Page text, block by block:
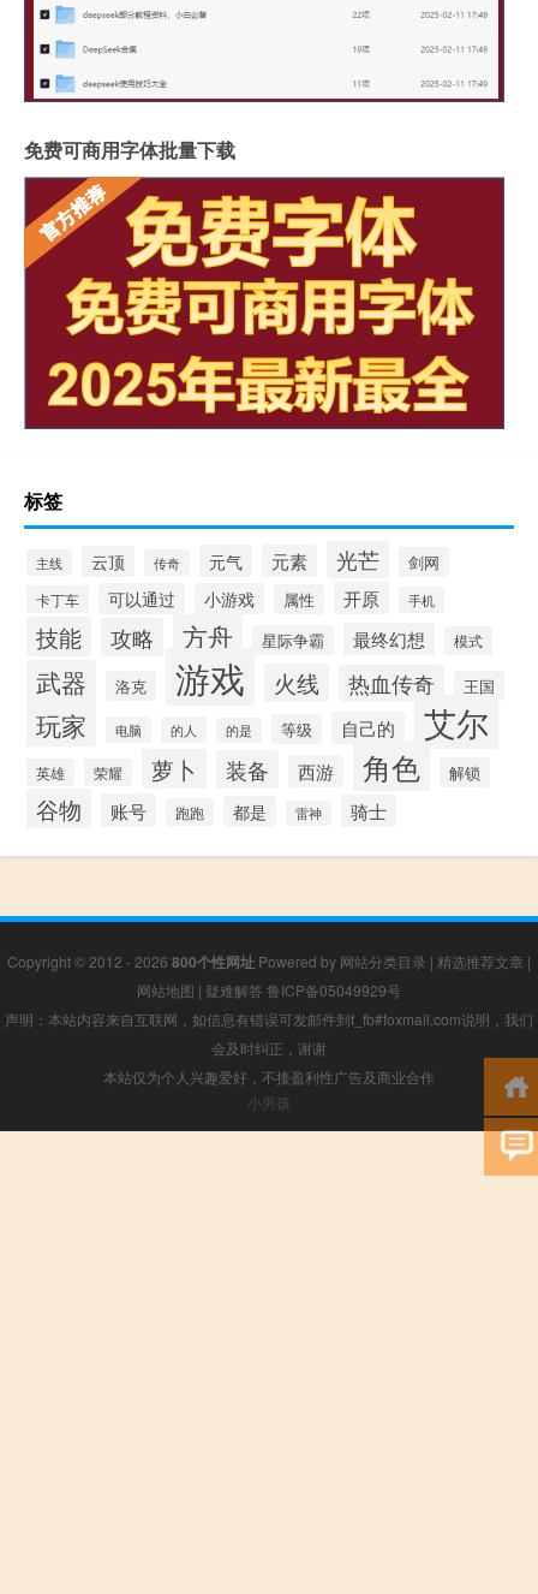
免费可商用字体批量下载
标签
主线 云顶 传奇 元气 元素 光芒 剑网
卡丁车 可以通过 小游戏 属性 开原 手机
技能 攻略 方舟 星际争霸 最终幻想 模式
武器 洛克 游戏 火线 热血传奇 王国
玩家 电脑 的人 的是 等级 自己的 艾尔
英雄 荣耀 萝卜 装备 西游 角色 解锁
谷物 账号 跑跑 都是 雷神 骑士
Copyright © 2012 - 2026 800个性网址 Powered by 网站分类目录 | 精选推荐文章 |
网站地图 | 疑难解答 鲁ICP备05049929号
声明：本站内容来自互联网，如信息有错误可发邮件到f_fb#foxmail.com说明，我们
会及时纠正，谢谢
本站仅为个人兴趣爱好，不接盈利性广告及商业合作
小男孩